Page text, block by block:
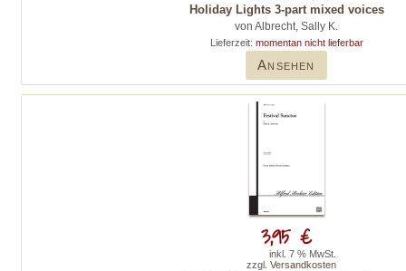
Holiday Lights 3-part mixed voices
von Albrecht, Sally K.
Lieferzeit: momentan nicht lieferbar
Ansehen
3,95 €
inkl. 7 % MwSt.
zzgl. Versandkosten